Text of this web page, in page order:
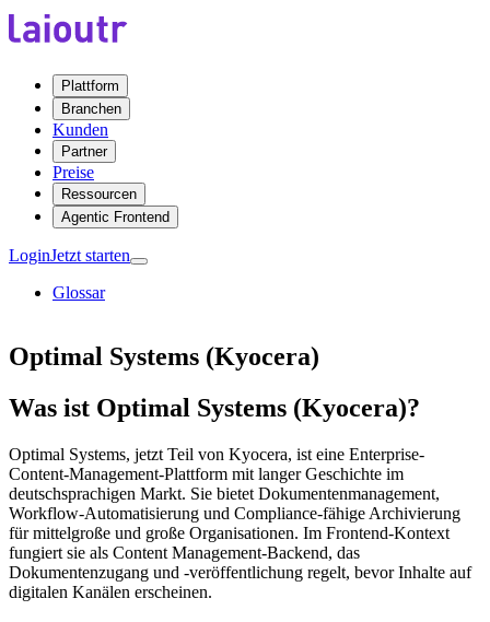
Plattform
Branchen
Kunden
Partner
Preise
Ressourcen
Agentic Frontend
LoginJetzt starten
Glossar
Optimal Systems (Kyocera)
Was ist Optimal Systems (Kyocera)?
Optimal Systems, jetzt Teil von Kyocera, ist eine Enterprise-
Content-Management-Plattform mit langer Geschichte im
deutschsprachigen Markt. Sie bietet Dokumentenmanagement,
Workflow-Automatisierung und Compliance-fähige Archivierung
für mittelgroße und große Organisationen. Im Frontend-Kontext
fungiert sie als Content Management-Backend, das
Dokumentenzugang und -veröffentlichung regelt, bevor Inhalte auf
digitalen Kanälen erscheinen.